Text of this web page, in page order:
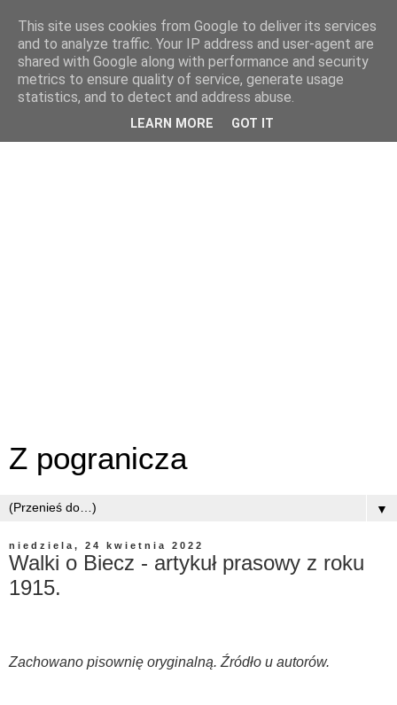
Z pogranicza
▼
niedziela, 24 kwietnia 2022
Walki o Biecz - artykuł prasowy z roku
1915.
Zachowano pisownię oryginalną. Źródło u autorów.
This site uses cookies from Google to deliver its services
and to analyze traffic. Your IP address and user-agent are
shared with Google along with performance and security
metrics to ensure quality of service, generate usage
statistics, and to detect and address abuse.
LEARN MORE GOT IT